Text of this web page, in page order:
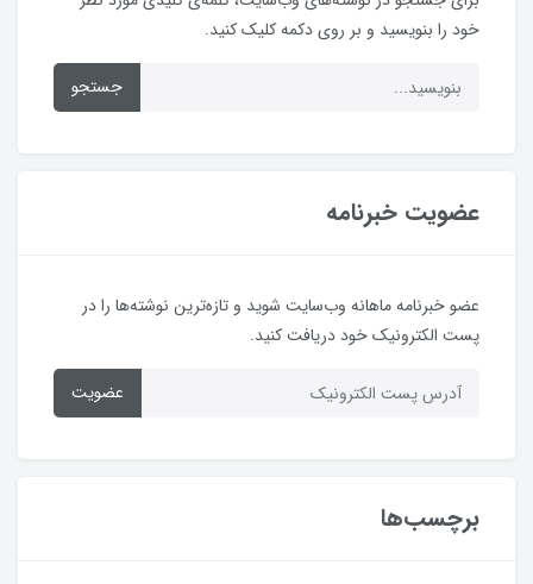
خود را بنویسید و بر روی دکمه کلیک کنید.
جستجو
عضویت خبرنامه
عضو خبرنامه ماهانه وب‌سایت شوید و تازه‌ترین نوشته‌ها را در
پست الکترونیک خود دریافت کنید.
عضویت
برچسب‌ها